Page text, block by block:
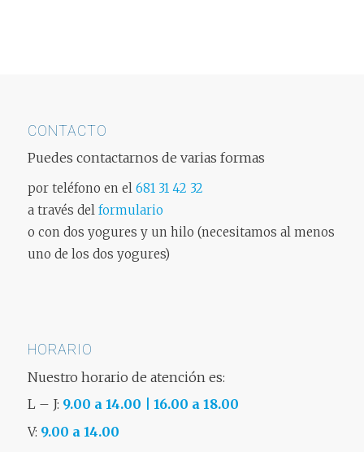
CONTACTO
Puedes contactarnos de varias formas
por teléfono en el 681 31 42 32
a través del formulario
o con dos yogures y un hilo (necesitamos al menos
uno de los dos yogures)
HORARIO
Nuestro horario de atención es:
L – J: 9.00 a 14.00 | 16.00 a 18.00
V: 9.00 a 14.00